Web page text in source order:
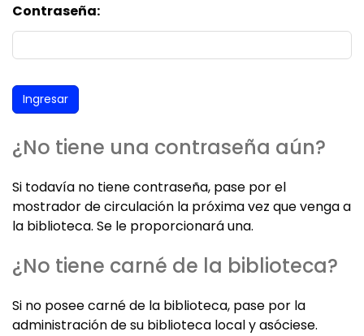
Contraseña:
¿No tiene una contraseña aún?
Si todavía no tiene contraseña, pase por el
mostrador de circulación la próxima vez que venga a
la biblioteca. Se le proporcionará una.
¿No tiene carné de la biblioteca?
Si no posee carné de la biblioteca, pase por la
administración de su biblioteca local y asóciese.